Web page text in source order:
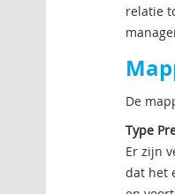
relatie
De
Type
Er zijn
dat het